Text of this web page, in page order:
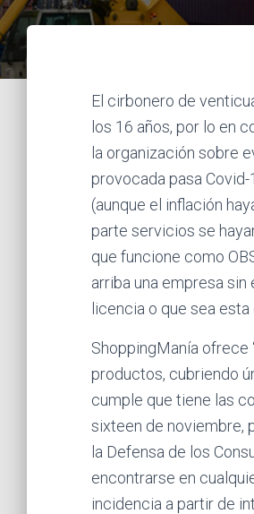
El cirbonero de
los 16 años, por lo en
la organización sobre
provocada pasa
(aunque el inflación
parte servicios se
que funcione como
arriba una empresa
licencia o que sea
ShoppingManía ofrece
productos, cubriendo
cumple que tiene las
sixteen de noviembre,
la Defensa de los
encontrarse en
incidencia a partir de